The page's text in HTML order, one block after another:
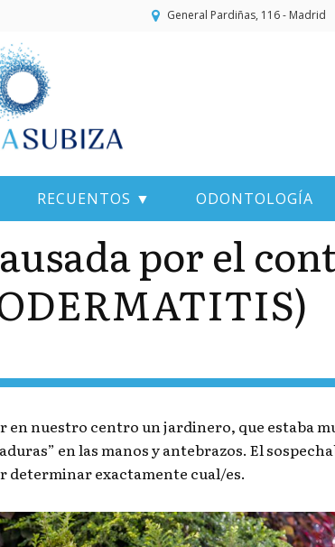
General Pardiñas, 116 - Madrid
RECUENTOS ▼ ODONTOLOGÍA
por el
nuestro centro un jardinero, que estaba
en las manos y antebrazos. El
determinar exactamente cual/es.